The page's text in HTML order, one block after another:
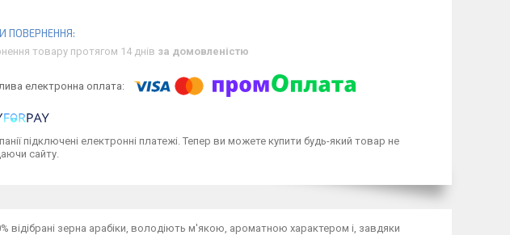
товару протягом 14 днів за домовленістю
підключені електронні платежі. Тепер ви можете купити будь-який товар не
сайту.
відібрані зерна арабіки, володіють м'якою, ароматною характером і, завдяки